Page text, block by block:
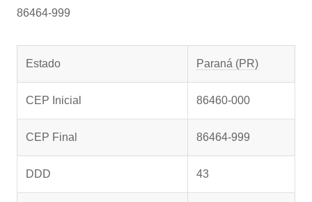
86464-999
Estado Paraná (PR)
CEP Inicial 86460-000
CEP Final 86464-999
DDD 43